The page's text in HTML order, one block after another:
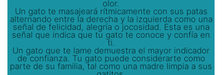
olor.
Un gato te masajeará rítmicamente con sus patas
alternando entre la derecha y la izquierda como una
señal de felicidad, alegría o jocosidad. Esta es una
señal que indica que tu gato te conoce y confía en
ti.
Un gato que te lame demuestra el mayor indicador
de confianza. Tu gato puede considerarte como
parte de su familia, tal como una madre limpia a sus